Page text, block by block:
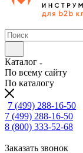
Каталог
По всему сайту
По каталогу
7 (499) 288-16-50
7 (499) 288-16-50
8 (800) 333-52-68
Заказать звонок